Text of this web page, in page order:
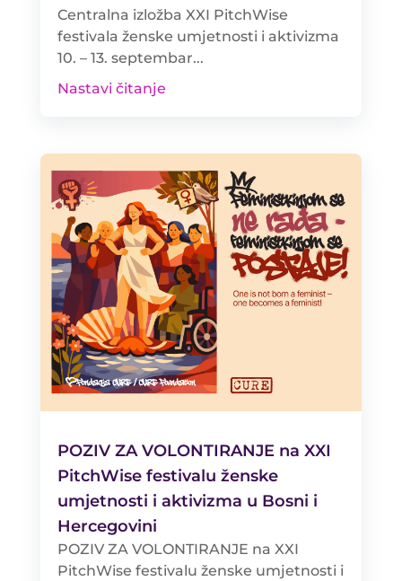
Centralna izložba XXI PitchWise
festivala ženske umjetnosti i aktivizma
10. – 13. septembar...
Nastavi čitanje
POZIV ZA VOLONTIRANJE na XXI
PitchWise festivalu ženske
umjetnosti i aktivizma u Bosni i
Hercegovini
POZIV ZA VOLONTIRANJE na XXI
PitchWise festivalu ženske umjetnosti i